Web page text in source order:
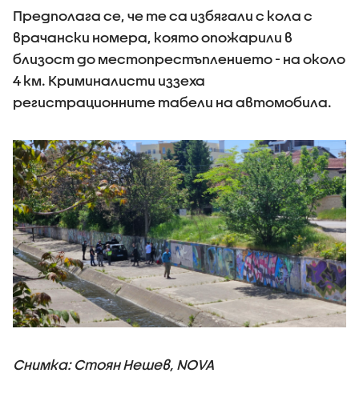
Предполага се, че те са избягали с кола с
врачански номера, която опожарили в
близост до местопрестъплението - на около
4 км. Криминалисти иззеха
регистрационните табели на автомобила.
Снимка: Стоян Нешев, NOVA